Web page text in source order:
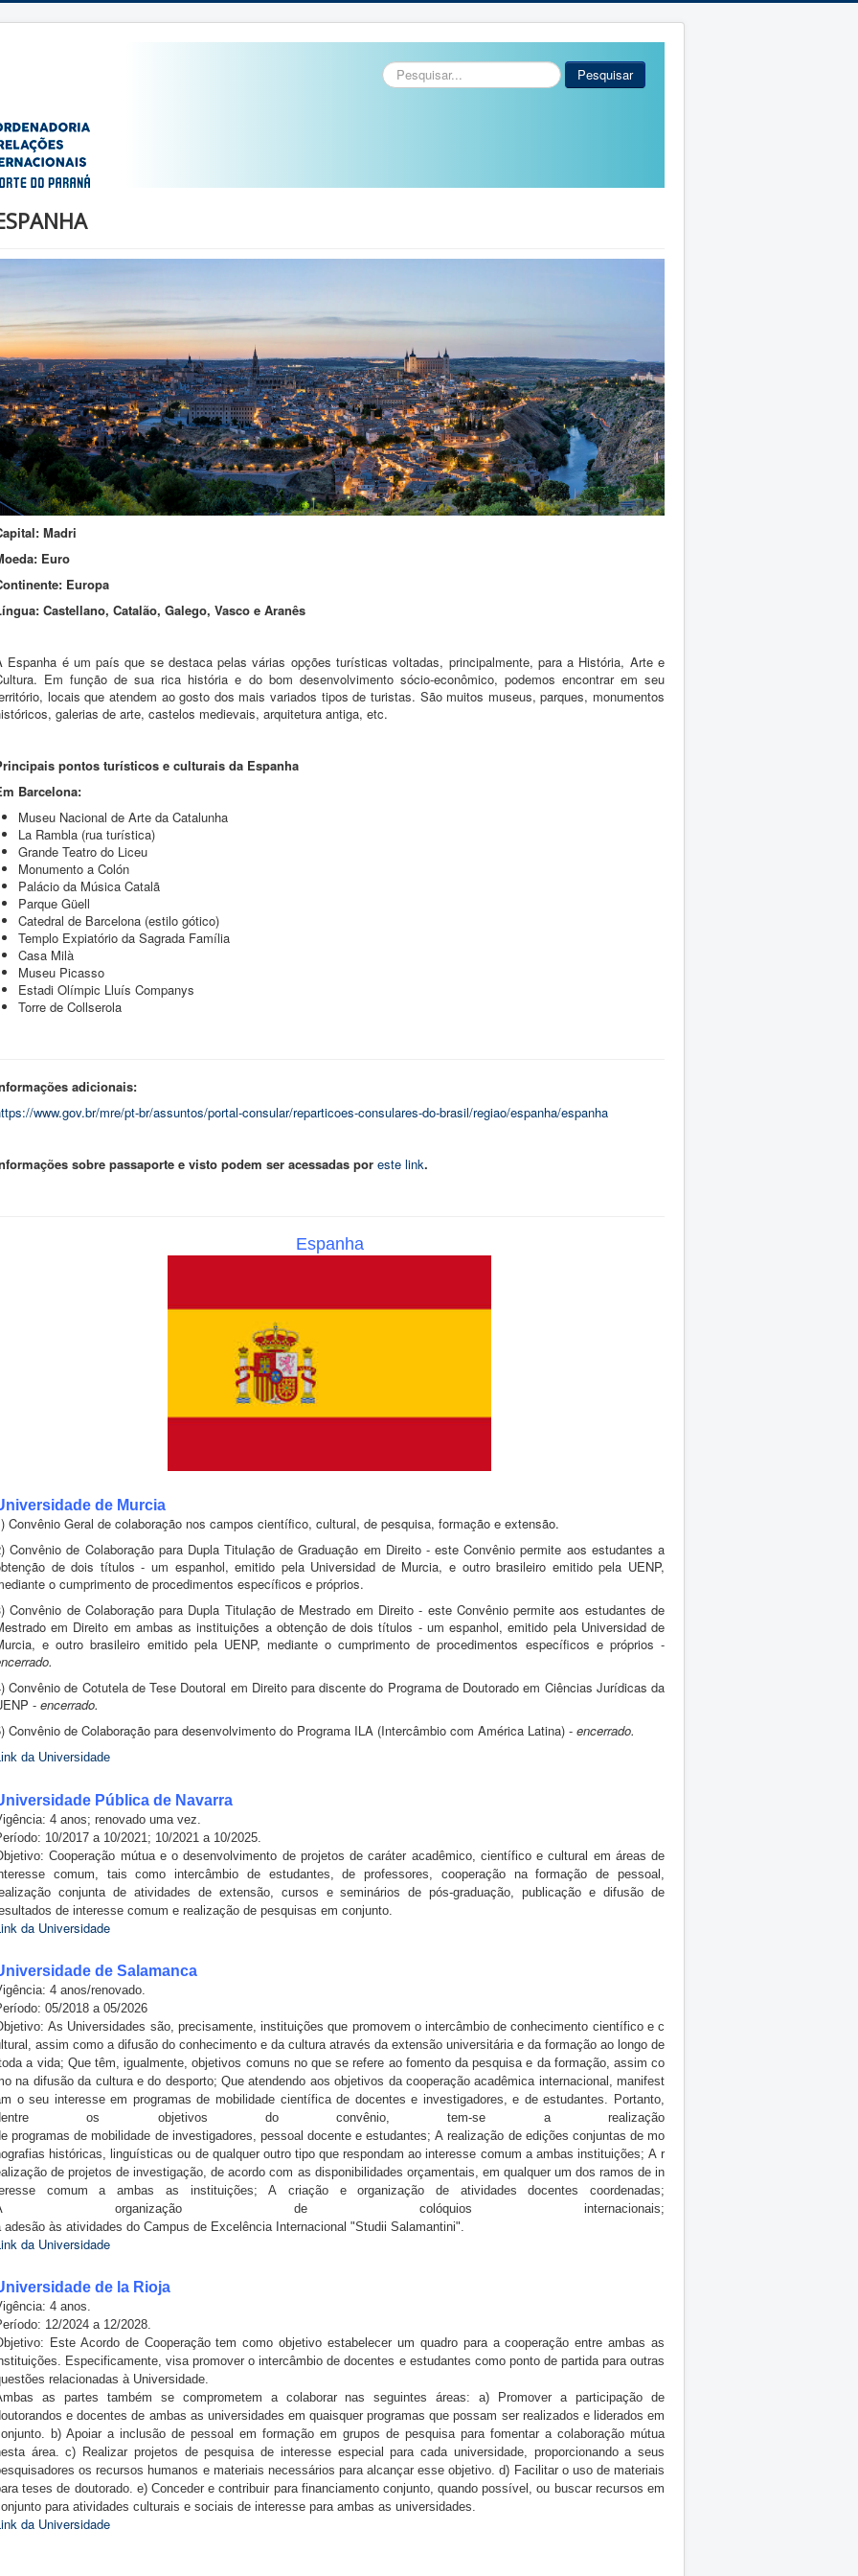
Pesquisar... Pesquisar
Madri
Euro
Europa
Castellano, Catalão, Galego, Vasco e Aranês
Espanha é um país que se destaca pelas várias opções turísticas voltadas, principalmente, para a História, Arte e
Em função de sua rica história e do bom desenvolvimento sócio-econômico, podemos encontrar em seu
locais que atendem ao gosto dos mais variados tipos de turistas. São muitos museus, parques, monumentos
galerias de arte, castelos medievais, arquitetura antiga, etc.
pontos turísticos e culturais da Espanha
Barcelona:
Museu Nacional de Arte da Catalunha
La Rambla (rua turística)
Grande Teatro do Liceu
Monumento a Colón
Palácio da Música Catalã
Parque Güell
Catedral de Barcelona (estilo gótico)
Templo Expiatório da Sagrada Família
Casa Milà
Museu Picasso
Estadi Olímpic Lluís Companys
Torre de Collserola
adicionais:
www.gov.br/mre/pt-br/assuntos/portal-consular/reparticoes-consulares-do-brasil/regiao/espanha/espanha
sobre passaporte e visto podem ser acessadas por este link.
Espanha
de Murcia
Convênio Geral de colaboração nos campos científico, cultural, de pesquisa, formação e extensão.
Convênio de Colaboração para Dupla Titulação de Graduação em Direito - este Convênio permite aos estudantes a
de dois títulos - um espanhol, emitido pela Universidad de Murcia, e outro brasileiro emitido pela UENP,
o cumprimento de procedimentos específicos e próprios.
Convênio de Colaboração para Dupla Titulação de Mestrado em Direito - este Convênio permite aos estudantes de
em Direito em ambas as instituições a obtenção de dois títulos - um espanhol, emitido pela Universidad de
e outro brasileiro emitido pela UENP, mediante o cumprimento de procedimentos específicos e próprios -
Convênio de Cotutela de Tese Doutoral em Direito para discente do Programa de Doutorado em Ciências Jurídicas da
- encerrado.
Convênio de Colaboração para desenvolvimento do Programa ILA (Intercâmbio com América Latina) - encerrado.
da Universidade
Pública de Navarra
4 anos; renovado uma vez.
10/2017 a 10/2021; 10/2021 a 10/2025.
Cooperação mútua e o desenvolvimento de projetos de caráter acadêmico, científico e cultural em áreas de
comum, tais como intercâmbio de estudantes, de professores, cooperação na formação de pessoal,
conjunta de atividades de extensão, cursos e seminários de pós-graduação, publicação e difusão de
de interesse comum e realização de pesquisas em conjunto.
da Universidade
de Salamanca
4 anos/renovado.
05/2018 a 05/2026
As Universidades são, precisamente, instituições que promovem o intercâmbio de conhecimento científico e c
assim como a difusão do conhecimento e da cultura através da extensão universitária e da formação ao longo de
a vida; Que têm, igualmente, objetivos comuns no que se refere ao fomento da pesquisa e da formação, assim co
na difusão da cultura e do desporto; Que atendendo aos objetivos da cooperação acadêmica internacional, manifest
oseu interesse em programas de mobilidade científica de docentes e investigadores, e de estudantes. Portanto,
os objetivos do convênio, tem-se a realização
programas de mobilidade deinvestigadores, pessoal docente e estudantes;A realização de edições conjuntas de mo
históricas, linguísticas ou de qualquer outro tipo que respondam ao interesse comum a ambas instituições; A r
de projetos de investigação, de acordo com as disponibilidades orçamentais, em qualquer um dos ramos de in
comum a ambas as instituições;A criação e organização de atividades docentes
coordenadas;
organização de colóquios
internacionais;
adesão às atividades do Campus de Excelência Internacional "Studii Salamantini".
da Universidade
de la Rioja
4 anos.
12/2024 a 12/2028.
Este Acordo de Cooperação tem como objetivo estabelecer um quadro para a cooperação entre ambas as
Especificamente, visa promover o intercâmbio de docentes e estudantes como ponto de partida para outras
relacionadas à Universidade.
as partes também se comprometem a colaborar nas seguintes áreas:a) Promover a participação de
e docentes de ambas as universidades em quaisquer programas que possam ser realizados e liderados em
b) Apoiar a inclusão de pessoal em formação em grupos de pesquisa para fomentar a colaboração mútua
área. c) Realizar projetos de pesquisa de interesse especial para cada universidade, proporcionando a seus
os recursos humanos e materiais necessários para alcançar esse objetivo. d) Facilitar o uso de materiais
teses de doutorado. e) Conceder e contribuir para financiamento conjunto, quando possível, ou buscar recursos em
para atividades culturais e sociais de interesse para ambas as universidades.
da Universidade